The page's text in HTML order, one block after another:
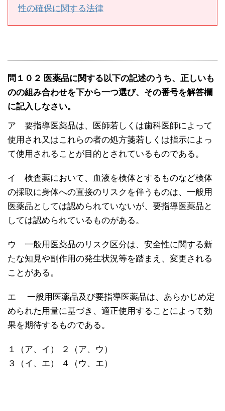
性の確保に関する法律
問１０２ 医薬品に関する以下の記述のうち、正しいも
のの組み合わせを下から一つ選び、その番号を解答欄
に記入しなさい。
ア 要指導医薬品は、医師若しくは歯科医師によって
使用され又はこれらの者の処方箋若しくは指示によっ
て使用されることが目的とされているものである。
イ 検査薬において、血液を検体とするものなど検体
の採取に身体への直接のリスクを伴うものは、一般用
医薬品としては認められていないが、要指導医薬品と
しては認められているものがある。
ウ 一般用医薬品のリスク区分は、安全性に関する新
たな知見や副作用の発生状況等を踏まえ、変更される
ことがある。
エ 一般用医薬品及び要指導医薬品は、あらかじめ定
められた用量に基づき、適正使用することによって効
果を期待するものである。
１（ア、イ） ２（ア、ウ）
３（イ、エ） ４（ウ、エ）